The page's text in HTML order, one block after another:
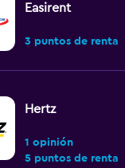
Easirent
3 puntos de renta
Hertz
1 opinión
5 puntos de renta